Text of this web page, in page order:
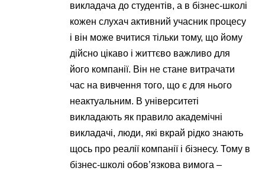
викладача до студентів, а в бізнес-школі
кожен слухач активний учасник процесу
і він може вчитися тільки тому, що йому
дійсно цікаво і життєво важливо для
його компанії. Він не стане витрачати
час на вивчення того, що є для нього
неактуальним. В університеті
викладають як правило академічні
викладачі, люди, які вкрай рідко знають
щось про реалії компанії і бізнесу. Тому в
бізнес-школі обов’язкова вимога –